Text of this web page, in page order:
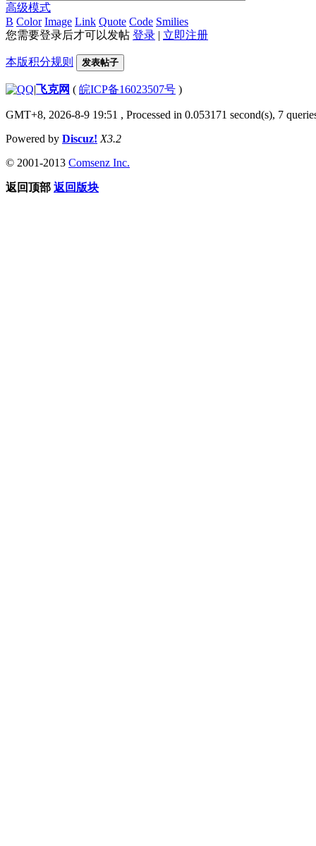
高级模式
B Color Image Link Quote Code Smilies
您需要登录后才可以发帖 登录 | 立即注册
本版积分规则 发表帖子
|飞克网 ( 皖ICP备16023507号 )
GMT+8, 2026-8-9 19:51 , Processed in 0.053171 second(s), 7
Powered by Discuz! X3.2
© 2001-2013 Comsenz Inc.
返回顶部 返回版块